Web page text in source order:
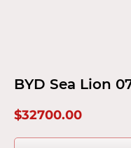
BYD Sea Lion
$32700.00